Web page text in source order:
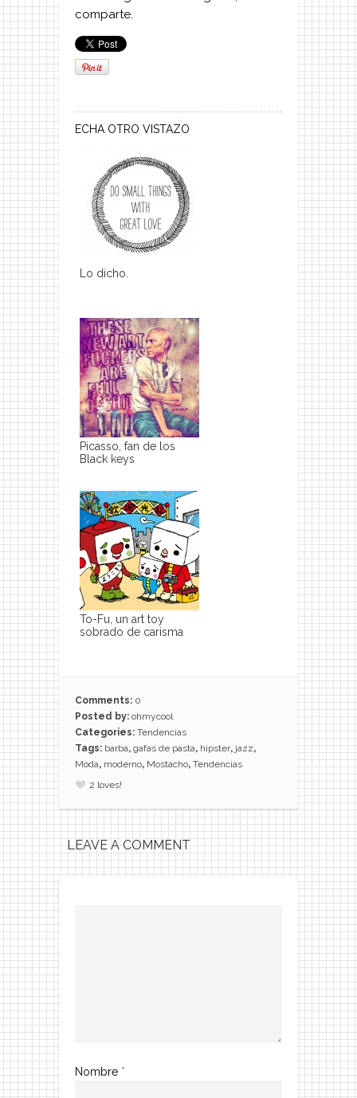
comparte.
ECHA OTRO VISTAZO
Lo dicho.
Picasso, fan de los
Black keys
To-Fu, un art toy
sobrado de carisma
Comments: 0
Posted by: ohmycool
Categories: Tendencias
Tags: barba, gafas de pasta, hipster, jazz,
Moda, moderno, Mostacho, Tendencias
2 loves!
LEAVE A COMMENT
Nombre *